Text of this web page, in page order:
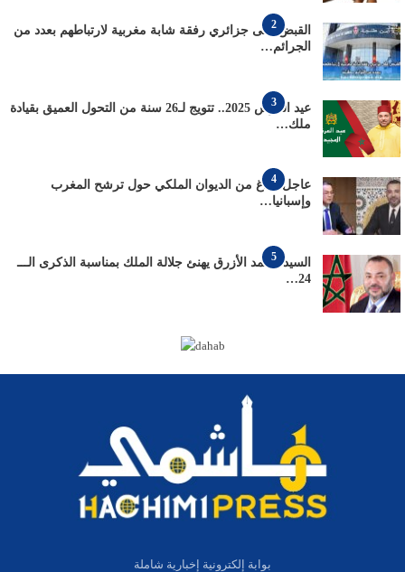
2
القبض على جزائري رفقة شابة مغربية لارتباطهم بعدد من
الجرائم…
3
عيد العرش 2025.. تتويج لـ26 سنة من التحول العميق بقيادة
ملك…
4
عاجل: بلاغ من الديوان الملكي حول ترشح المغرب
وإسبانيا…
5
السيد محمد الأزرق يهنئ جلالة الملك بمناسبة الذكرى الـــ
24…
بوابة إلكترونية إخبارية شاملة